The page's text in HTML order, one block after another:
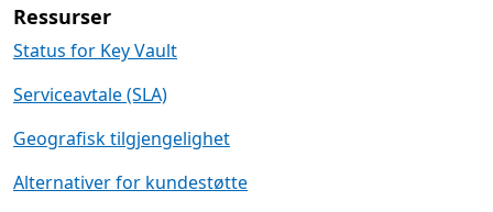
Ressurser
Status for Key Vault
Serviceavtale (SLA)
Geografisk tilgjengelighet
Alternativer for kundestøtte